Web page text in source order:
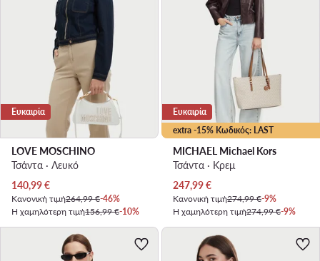
Ευκαιρία
LOVE MOSCHINO
Τσάντα · Λευκό
Τρέχουσα τιμή
140,99€
Κανονική τιμή264,99 €-46%
Η χαμηλότερη τιμή156,99 €-10%
extra -15% Κωδικός: LAST
Ευκαιρία
MICHAEL Michael Kors
Τσάντα · Κρεμ
Τρέχουσα τιμή
247,99€
Κανονική τιμή274,99 €-9%
Η χαμηλότερη τιμή274,99 €-9%